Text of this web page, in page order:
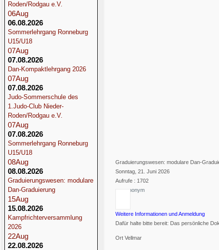
Roden/Rodgau e.V.
06Aug
06.08.2026
Sommerlehrgang Ronneburg
U15/U18
07Aug
07.08.2026
Dan-Kompaktlehrgang 2026
07Aug
07.08.2026
Judo-Sommerschule des
1.Judo-Club Nieder-
Roden/Rodgau e.V.
07Aug
07.08.2026
Sommerlehrgang Ronneburg
U15/U18
08Aug
08.08.2026
Graduierungswesen: modulare
Dan-Graduierung
15Aug
15.08.2026
Kampfrichterversammlung
2026
22Aug
22.08.2026
Graduierungswesen: modulare Dan-
Sonntag, 21. Juni 2026
Aufrufe : 1702
anonym
Weitere Informationen und Anmeldung
Dafür halte bitte bereit: Das persönliche
OrtVellmar